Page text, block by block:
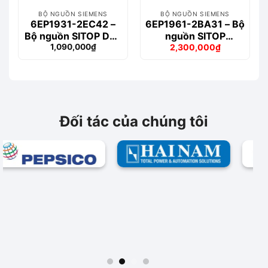
BỘ NGUỒN SIEMENS
6EP1931-2EC42 –
Bộ nguồn SITOP DC-
USV Module 24 V/15
1,090,000₫
BỘ NGUỒN SIEMENS
6EP1961-2BA31 – Bộ
nguồn SITOP
PSE200U 3 A
Giá
2,300,000₫
Giá
Đối tác của chúng tôi